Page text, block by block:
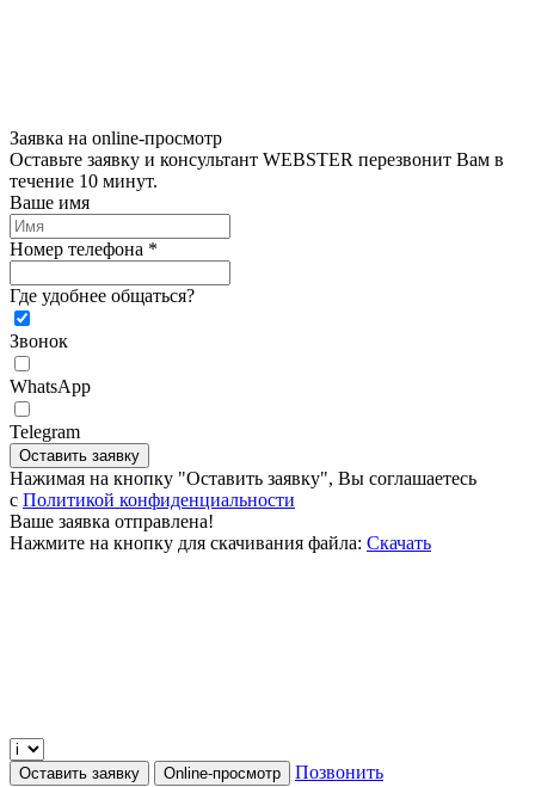
Заявка на online-просмотр
Оставьте заявку и консультант WEBSTER перезвонит Вам в
течение 10 минут.
Ваше имя
Номер телефона *
Где удобнее общаться?
Звонок
WhatsApp
Telegram
Оставить заявку
Нажимая на кнопку "Оставить заявку", Вы соглашаетесь
c Политикой конфиденциальности
Ваше заявка отправлена!
Нажмите на кнопку для скачивания файла: Скачать
Оставить заявку Online-просмотр Позвонить